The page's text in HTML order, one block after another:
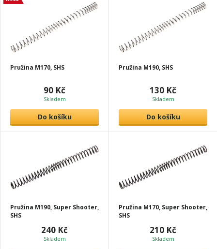
Pružina M170, SHS
90 Kč
Skladem
Do košíku
Pružina M190, SHS
130 Kč
Skladem
Do košíku
Pružina M190, Super Shooter,
SHS
240 Kč
Skladem
Pružina M170, Super Shooter,
SHS
210 Kč
Skladem